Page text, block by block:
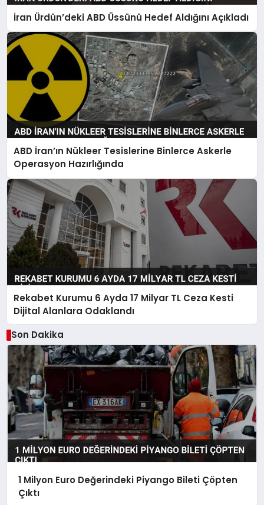
İran Ürdün’deki ABD Üssünü Hedef Aldığını Açıkladı
ABD İran’ın Nükleer Tesislerine Binlerce Askerle
Operasyon Hazırlığında
Rekabet Kurumu 6 Ayda 17 Milyar TL Ceza Kesti
Dijital Alanlara Odaklandı
Son Dakika
1 Milyon Euro Değerindeki Piyango Bileti Çöpten
Çıktı